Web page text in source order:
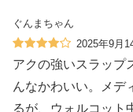
ぐんまちゃん
2025年9月
アクの強いスラップ
んなかわいい。メデ
るが、ウォルコット